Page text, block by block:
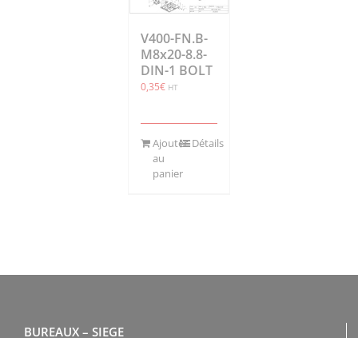
V400-FN.B-
M8x20-8.8-
DIN-1 BOLT
0,35€ HT
Ajouter
au
panier
Détails
BUREAUX – SIEGE